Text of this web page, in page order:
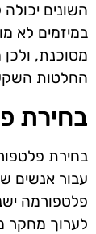
השונים
במיזמים לא
מסוכנת,
החלטות
בחירת
בחירת
עבור אנשים
פלטפורמה
לערוך מחקר